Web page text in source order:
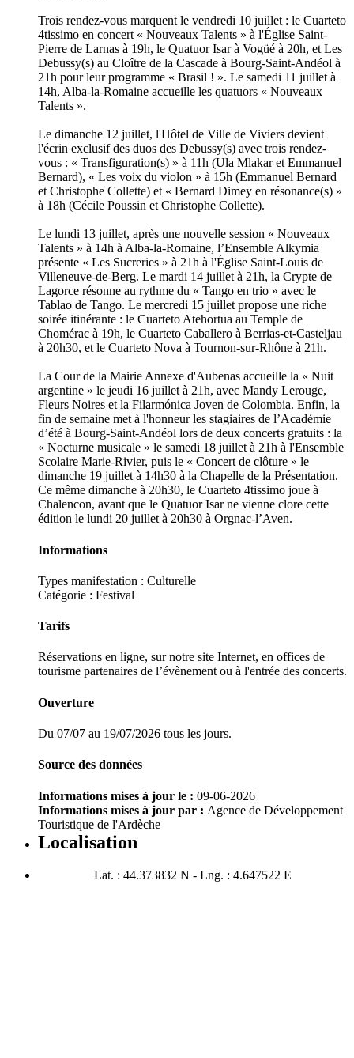
Trois rendez-vous marquent le vendredi 10 juillet : le Cuarteto
4tissimo en concert « Nouveaux Talents » à l'Église Saint-
Pierre de Larnas à 19h, le Quatuor Isar à Vogüé à 20h, et Les
Debussy(s) au Cloître de la Cascade à Bourg-Saint-Andéol à
21h pour leur programme « Brasil ! ». Le samedi 11 juillet à
14h, Alba-la-Romaine accueille les quatuors « Nouveaux
Talents ».
Le dimanche 12 juillet, l'Hôtel de Ville de Viviers devient
l'écrin exclusif des duos des Debussy(s) avec trois rendez-
vous : « Transfiguration(s) » à 11h (Ula Mlakar et Emmanuel
Bernard), « Les voix du violon » à 15h (Emmanuel Bernard
et Christophe Collette) et « Bernard Dimey en résonance(s) »
à 18h (Cécile Poussin et Christophe Collette).
Le lundi 13 juillet, après une nouvelle session « Nouveaux
Talents » à 14h à Alba-la-Romaine, l’Ensemble Alkymia
présente « Les Sucreries » à 21h à l'Église Saint-Louis de
Villeneuve-de-Berg. Le mardi 14 juillet à 21h, la Crypte de
Lagorce résonne au rythme du « Tango en trio » avec le
Tablao de Tango. Le mercredi 15 juillet propose une riche
soirée itinérante : le Cuarteto Atehortua au Temple de
Chomérac à 19h, le Cuarteto Caballero à Berrias-et-Casteljau
à 20h30, et le Cuarteto Nova à Tournon-sur-Rhône à 21h.
La Cour de la Mairie Annexe d'Aubenas accueille la « Nuit
argentine » le jeudi 16 juillet à 21h, avec Mandy Lerouge,
Fleurs Noires et la Filarmónica Joven de Colombia. Enfin, la
fin de semaine met à l'honneur les stagiaires de l’Académie
d’été à Bourg-Saint-Andéol lors de deux concerts gratuits : la
« Nocturne musicale » le samedi 18 juillet à 21h à l'Ensemble
Scolaire Marie-Rivier, puis le « Concert de clôture » le
dimanche 19 juillet à 14h30 à la Chapelle de la Présentation.
Ce même dimanche à 20h30, le Cuarteto 4tissimo joue à
Chalencon, avant que le Quatuor Isar ne vienne clore cette
édition le lundi 20 juillet à 20h30 à Orgnac-l’Aven.
Informations
Types manifestation : Culturelle
Catégorie : Festival
Tarifs
Réservations en ligne, sur notre site Internet, en offices de
tourisme partenaires de l’évènement ou à l'entrée des concerts.
Ouverture
Du 07/07 au 19/07/2026 tous les jours.
Source des données
Informations mises à jour le : 09-06-2026
Informations mises à jour par : Agence de Développement
Touristique de l'Ardèche
Localisation
Lat. : 44.373832 N - Lng. : 4.647522 E